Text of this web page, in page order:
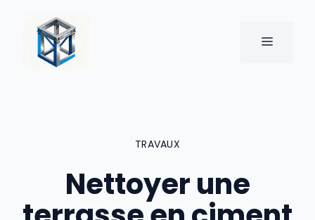
contenu
MENU
TRAVAUX
Nettoyer une